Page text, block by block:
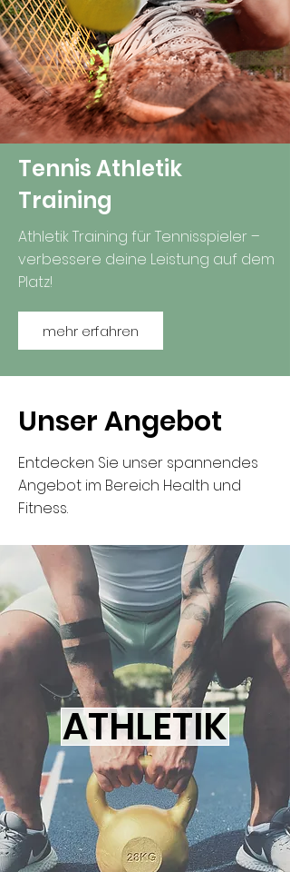
Tennis Athletik
Training
Athletik Training für Tennisspieler –
verbessere deine Leistung auf dem
Platz!
mehr erfahren
Unser Angebot
Entdecken Sie unser spannendes
Angebot im Bereich Health und
Fitness.
ATHLETIK